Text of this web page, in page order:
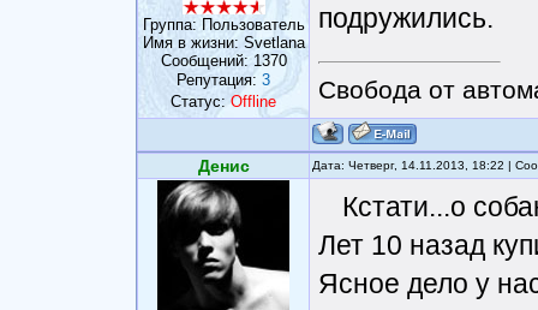
Группа: Пользователь
Имя в жизни: Svetlana
Сообщений: 1370
Репутация: 3
Статус:Offline
подружились.
Свобода от
Денис Дата: Четверг, 14.11.2013, 18:22 |
Кстати...о
Лет 10 назад
Ясное дело у